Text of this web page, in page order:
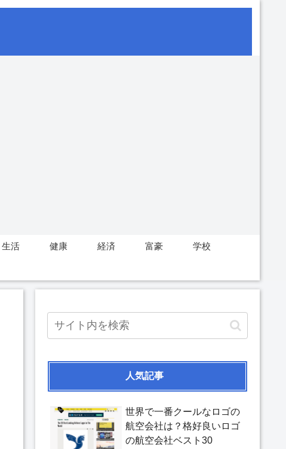
生活 健康 経済 富豪 学校
人気記事
世界で一番クールなロゴの
航空会社は？格好良いロゴ
の航空会社ベスト30